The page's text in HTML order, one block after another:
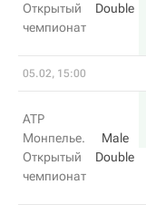
Открытый
чемпионат
Double
05.02, 15:00
ATP
Монпелье.
Открытый
чемпионат
Male
Double